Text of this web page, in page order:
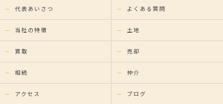
代表あいさつ よくある質問
当社の特徴 土地
買取 売却
相続 仲介
アクセス ブログ